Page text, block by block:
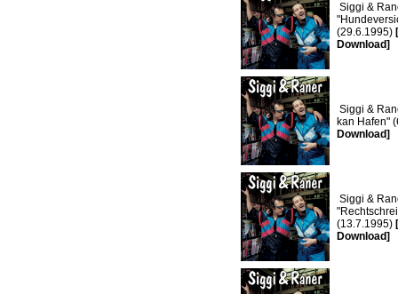
Siggi &
(29.6.1995)
Download]
Siggi &
kan Hafen"
Download]
Siggi &
(13.7.1995)
Download]